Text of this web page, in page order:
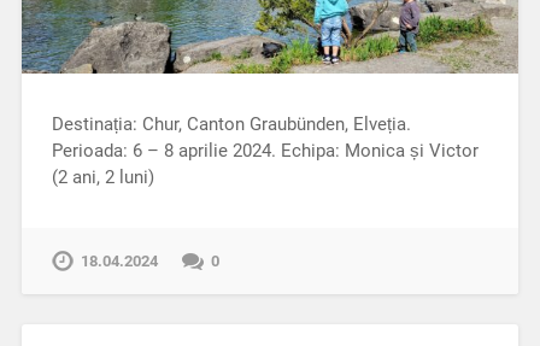
Destinația: Chur, Canton Graubünden, Elveția.
Perioada: 6 – 8 aprilie 2024. Echipa: Monica și Victor
(2 ani, 2 luni)
18.04.2024 0